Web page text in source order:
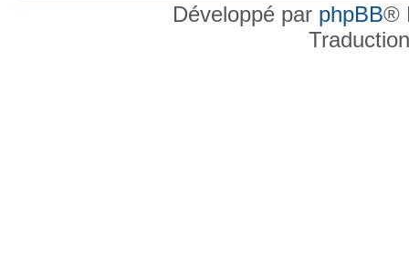
Développé par phpBB®